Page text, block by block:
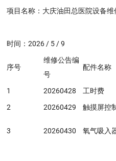
项目名称：大庆油田总医院设备维
大庆油田总医
时间：2026 / 5 / 9
序号
维修公告编
号
配件名称
1 20260428 工时费
2
20260429 触摸屏控
3 20260430 氧气吸入